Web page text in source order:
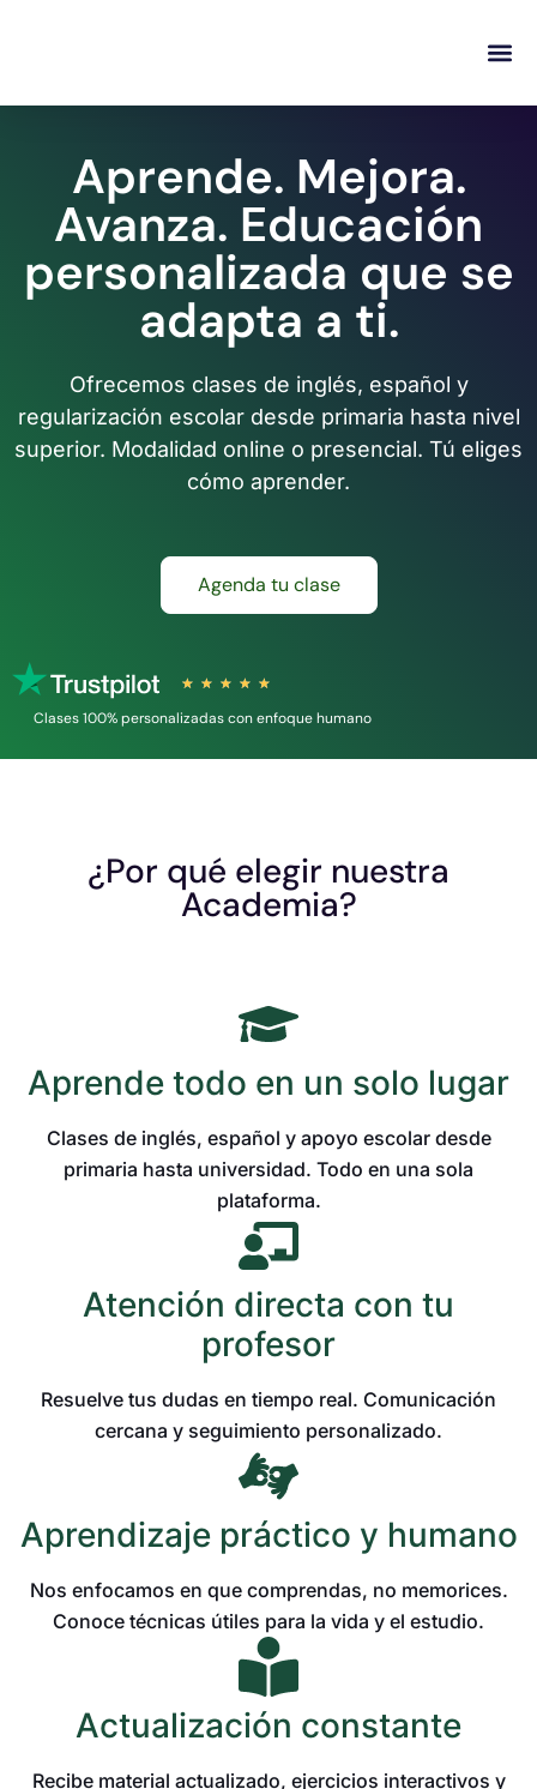
Aprende. Mejora.
Avanza. Educación
personalizada que se
adapta a ti.
Ofrecemos clases de inglés, español y
regularización escolar desde primaria hasta nivel
superior. Modalidad online o presencial. Tú eliges
cómo aprender.
Agenda tu clase
★ ★ ★ ★ ★
Clases 100% personalizadas con enfoque humano
¿Por qué elegir nuestra
Academia?
Aprende todo en un solo lugar
Clases de inglés, español y apoyo escolar desde
primaria hasta universidad. Todo en una sola
plataforma.
Atención directa con tu
profesor
Resuelve tus dudas en tiempo real. Comunicación
cercana y seguimiento personalizado.
Aprendizaje práctico y humano
Nos enfocamos en que comprendas, no memorices.
Conoce técnicas útiles para la vida y el estudio.
Actualización constante
Recibe material actualizado, ejercicios interactivos y